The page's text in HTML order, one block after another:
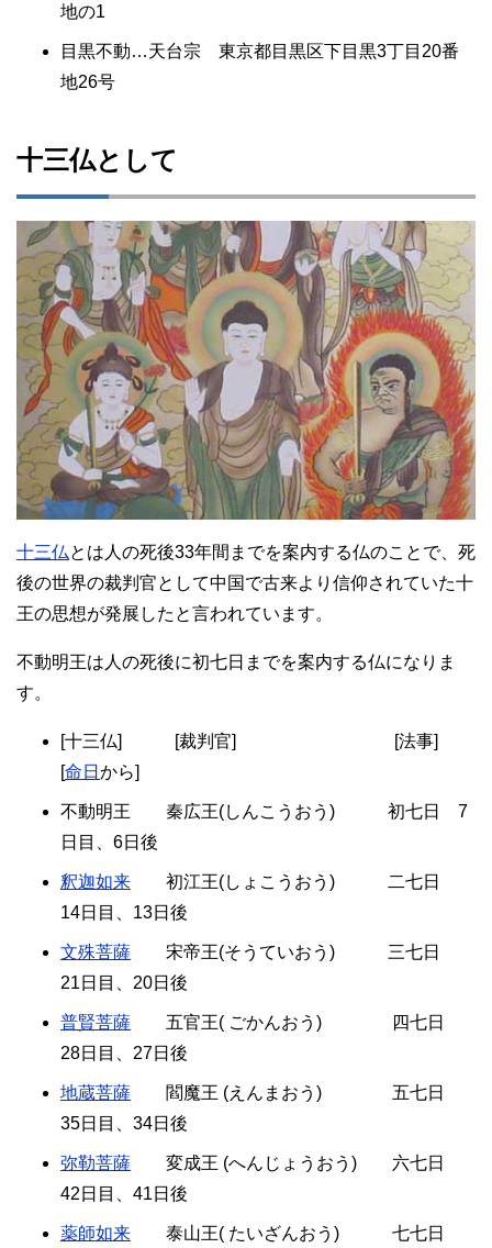
地の1
目黒不動…天台宗 東京都目黒区下目黒3丁目20番
地26号
十三仏として
十三仏とは人の死後33年間までを案内する仏のことで、死
後の世界の裁判官として中国で古来より信仰されていた十
王の思想が発展したと言われています。
不動明王は人の死後に初七日までを案内する仏になりま
す。
[十三仏] [裁判官] [法事]
[命日 から]
不動明王 秦広王(しんこうおう) 初七日 7
日目、6日後
釈迦如来 初江王(しょこうおう) 二七日
14日目、13日後
文殊菩薩 宋帝王(そうていおう) 三七日
21日目、20日後
普賢菩薩 五官王( ごかんおう) 四七日
28日目、27日後
地蔵菩薩 閻魔王 (えんまおう) 五七日
35日目、34日後
弥勒菩薩 変成王 (へんじょうおう) 六七日
42日目、41日後
薬師如来 泰山王( たいざんおう) 七七日